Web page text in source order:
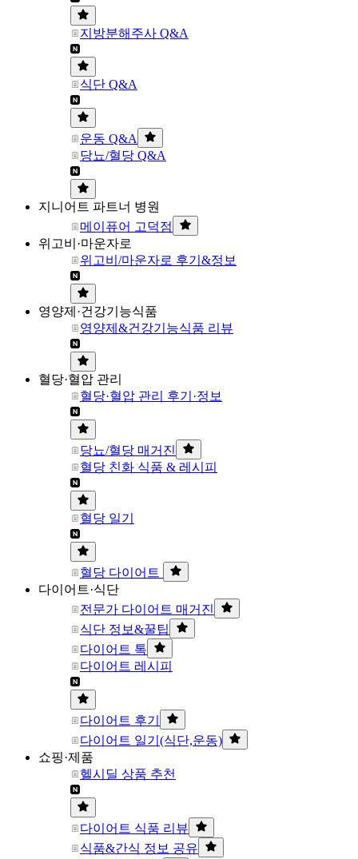
지방분해주사 Q&A
식단 Q&A
운동 Q&A
당뇨/혈당 Q&A
지니어트 파트너 병원
메이퓨어 고덕점
위고비·마운자로
위고비/마운자로 후기&정보
영양제·건강기능식품
영양제&건강기능식품 리뷰
혈당·혈압 관리
혈당·혈압 관리 후기·정보
당뇨/혈당 매거진
혈당 친화 식품 & 레시피
혈당 일기
혈당 다이어트
다이어트·식단
전문가 다이어트 매거진
식단 정보&꿀팁
다이어트 톡
다이어트 레시피
다이어트 후기
다이어트 일기(식단,운동)
쇼핑·제품
헬시딜 상품 추천
다이어트 식품 리뷰
식품&간식 정보 공유